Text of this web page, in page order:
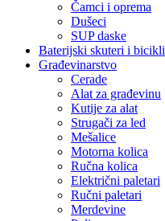
Čamci i oprema
Dušeci
SUP daske
Baterijski skuteri i bicikli
Građevinarstvo
Cerade
Alat za građevinu
Kutije za alat
Strugači za led
Mešalice
Motorna kolica
Ručna kolica
Električni paletari
Ručni paletari
Merdevine